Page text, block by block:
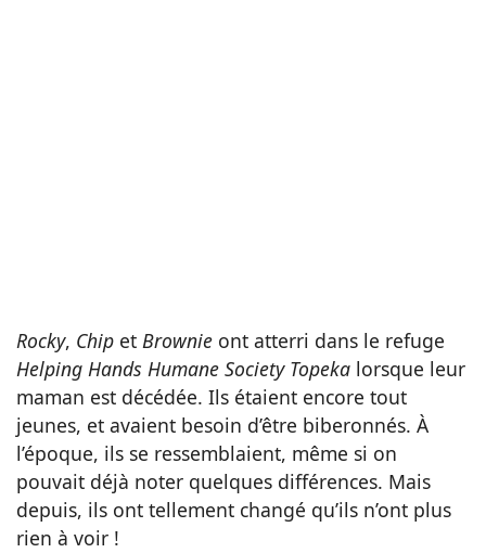
Rocky, Chip et Brownie ont atterri dans le refuge
Helping Hands Humane Society Topeka lorsque leur
maman est décédée. Ils étaient encore tout
jeunes, et avaient besoin d’être biberonnés. À
l’époque, ils se ressemblaient, même si on
pouvait déjà noter quelques différences. Mais
depuis, ils ont tellement changé qu’ils n’ont plus
rien à voir !